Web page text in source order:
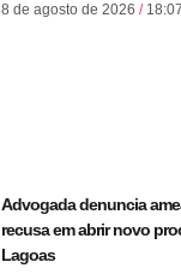
8 de agosto de 2026 18:07
Advogada denuncia
recusa em abrir novo
Lagoas